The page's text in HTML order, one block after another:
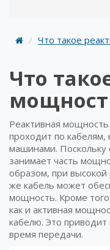
Что такое
Что
Реактивная
проходит по
машинами. Поскольку
занимает часть
образом, при
же кабель может
мощность. Кроме
как и активная
кабелю. Это
время передачи.